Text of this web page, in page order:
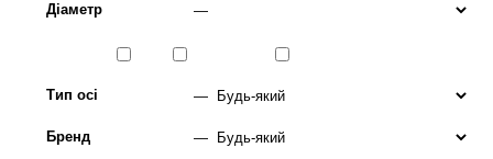
Діаметр
Тип осі
Бренд